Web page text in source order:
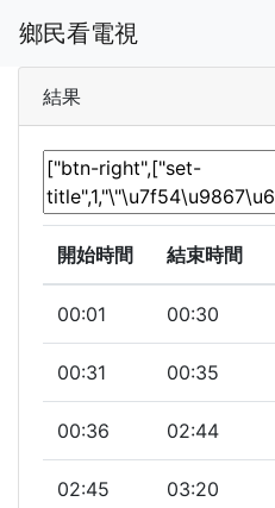
鄉民看電視
結果
開始時間
結束時間
00:01 00:30
00:31 00:35
00:36 02:44
02:45 03:20